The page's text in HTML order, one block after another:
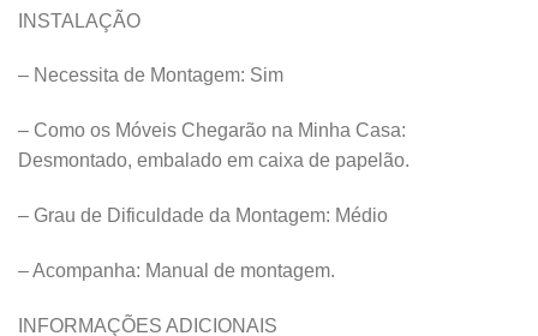
INSTALAÇÃO
– Necessita de Montagem: Sim
– Como os Móveis Chegarão na Minha Casa:
Desmontado, embalado em caixa de papelão.
– Grau de Dificuldade da Montagem: Médio
– Acompanha: Manual de montagem.
INFORMAÇÕES ADICIONAIS